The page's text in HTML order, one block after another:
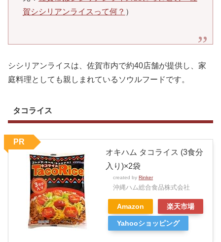
賀シシリアンライスって何？ ）
シシリアンライスは、佐賀市内で約40店舗が提供し、家
庭料理としても親しまれているソウルフードです。
タコライス
オキハム タコライス (3食分
入り)×2袋
created by Rinker
沖縄ハム総合食品株式会社
Amazon 楽天市場
Yahooショッピング
PR